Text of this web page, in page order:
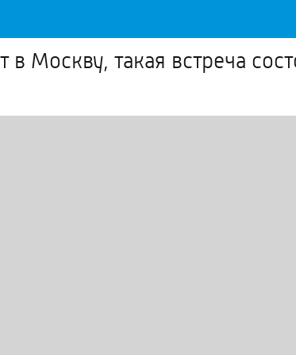
Москву, такая встреча